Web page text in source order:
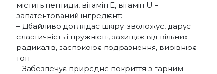
містить пептиди, вітамін E, вітамін U –
запатентований інгредієнт:
– Дбайливо доглядає шкіру: зволожує, дарує
еластичність і пружність, захищає від вільних
радикалів, заспокоює подразнення, вирівнює
тон
– Забезпечує природне покриття з гарним